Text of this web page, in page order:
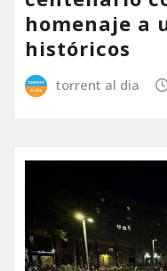
homenaje a
históricos
torrent al dia